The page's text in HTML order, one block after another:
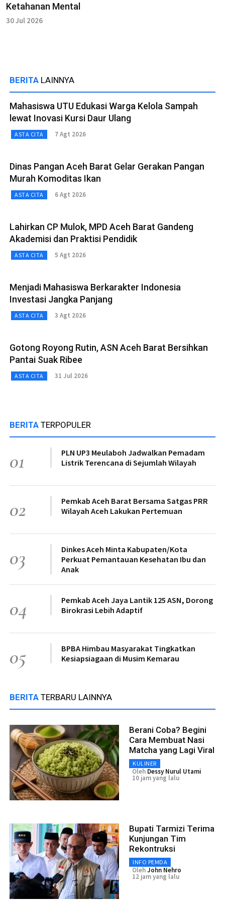
Ketahanan Mental
30 Jul 2026
BERITA LAINNYA
Mahasiswa UTU Edukasi Warga Kelola Sampah
lewat Inovasi Kursi Daur Ulang
ASTA CITA 7 Agt 2026
Dinas Pangan Aceh Barat Gelar Gerakan Pangan
Murah Komoditas Ikan
ASTA CITA 6 Agt 2026
Lahirkan CP Mulok, MPD Aceh Barat Gandeng
Akademisi dan Praktisi Pendidik
ASTA CITA 5 Agt 2026
Menjadi Mahasiswa Berkarakter Indonesia
Investasi Jangka Panjang
ASTA CITA 3 Agt 2026
Gotong Royong Rutin, ASN Aceh Barat Bersihkan
Pantai Suak Ribee
ASTA CITA 31 Jul 2026
BERITA TERPOPULER
01
PLN UP3 Meulaboh Jadwalkan Pemadam
Listrik Terencana di Sejumlah Wilayah
02
Pemkab Aceh Barat Bersama Satgas PRR
Wilayah Aceh Lakukan Pertemuan
03
Dinkes Aceh Minta Kabupaten/Kota
Perkuat Pemantauan Kesehatan Ibu dan
Anak
04
Pemkab Aceh Jaya Lantik 125 ASN, Dorong
Birokrasi Lebih Adaptif
05
BPBA Himbau Masyarakat Tingkatkan
Kesiapsiagaan di Musim Kemarau
BERITA TERBARU LAINNYA
Berani Coba? Begini
Cara Membuat Nasi
Matcha yang Lagi Viral
KULINER
Oleh Dessy Nurul Utami
10 jam yang lalu
Bupati Tarmizi Terima
Kunjungan Tim
Rekontruksi
INFO PEMDA
OlehJohn Nehro
12 jam yang lalu